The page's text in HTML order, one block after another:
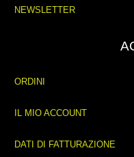
NEWSLETTER
ORDINI
IL MIO ACCOUNT
DATI DI FATTURAZIONE